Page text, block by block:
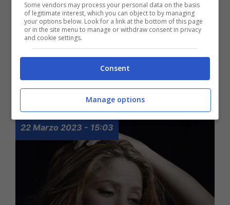
Uomini e Donne, la
scelta di Lavinia: ecco
quando sceglie
22 Marzo 2023 - 15:03
Some vendors may process your personal data on the basis
of legitimate interest, which you can object to by managing
your options below. Look for a link at the bottom of this page
or in the site menu to manage or withdraw consent in privacy
and cookie settings.
Consent
Manage options